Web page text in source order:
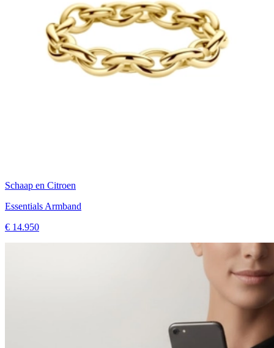
Schaap en Citroen
Essentials Armband
€ 14.950